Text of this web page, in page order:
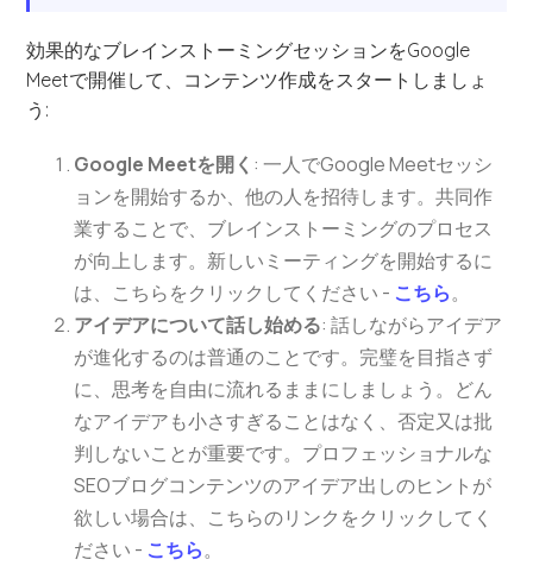
効果的なブレインストーミングセッションをGoogle
Meetで開催して、コンテンツ作成をスタートしましょ
う:
Google Meetを開く : 一人でGoogle Meetセッシ
ョンを開始するか、他の人を招待します。共同作
業することで、ブレインストーミングのプロセス
が向上します。新しいミーティングを開始するに
は、こちらをクリックしてください - こちら。
アイデアについて話し始める: 話しながらアイデア
が進化するのは普通のことです。完璧を目指さず
に、思考を自由に流れるままにしましょう。どん
なアイデアも小さすぎることはなく、否定又は批
判しないことが重要です。プロフェッショナルな
SEOブログコンテンツのアイデア出しのヒントが
欲しい場合は、こちらのリンクをクリックしてく
ださい - こちら。